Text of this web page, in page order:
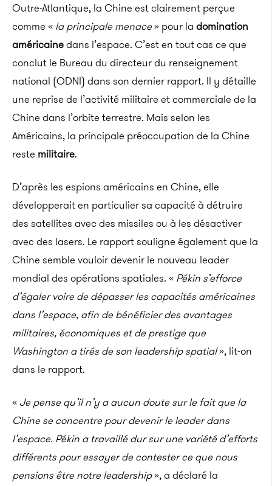
Outre-Atlantique, la Chine est clairement perçue
comme « la principale menace» pour la domination
américainedans l’espace. C’est en tout cas ce que
conclut le Bureau du directeur du renseignement
national (ODNI) dans son dernier rapport. Il y détaille
une reprise de l’activité militaire et commerciale de la
Chine dans l’orbite terrestre. Mais selon les
Américains, la principale préoccupation de la Chine
reste militaire.
D’après les espions américains en Chine, elle
développerait en particulier sa capacité à détruire
des satellites avec des missiles ou à les désactiver
avec des lasers. Le rapport souligne également que la
Chine semble vouloir devenir le nouveau leader
mondial des opérations spatiales. « Pékin s’efforce
d’égaler voire de dépasser les capacités américaines
dans l’espace, afin de bénéficier des avantages
militaires, économiques et de prestige que
Washington a tirés de son leadership spatial», lit-on
dans le rapport.
« Je pense qu’il n’y a aucun doute sur le fait que la
Chine se concentre pour devenir le leader dans
l’espace. Pékin a travaillé dur sur une variété d’efforts
différents pour essayer de contester ce que nous
pensions être notre leadership», a déclaré la